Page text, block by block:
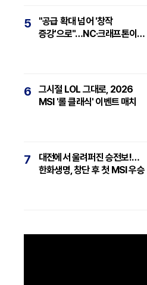
5
"공급 확대 넘어 '창작
증강'으로"…NC·크래프톤이
6
그시절 LOL 그대로, 2026
MSI '롤 클래식' 이벤트 매치
7
대전에서 울려퍼진 승전보!…
한화생명, 창단 후 첫 MSI 우승